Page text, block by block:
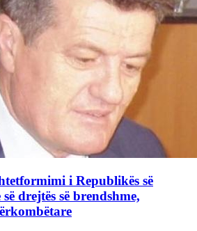
i Republikës së
drejtës së brendshme,